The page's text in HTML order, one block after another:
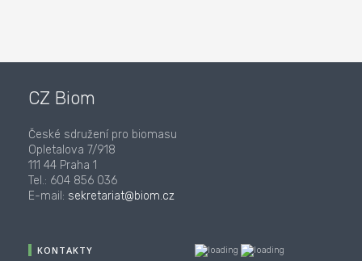
CZ Biom
České sdružení pro biomasu
Opletalova 7/918
111 44 Praha 1
Tel.: 604 856 036
E-mail: sekretariat@biom.cz
KONTAKTY